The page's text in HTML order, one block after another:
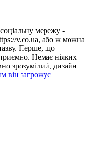
мережу -
v.co.ua, або ж можна
Перше, що
Немає ніяких
зрозумілий, дизайн...